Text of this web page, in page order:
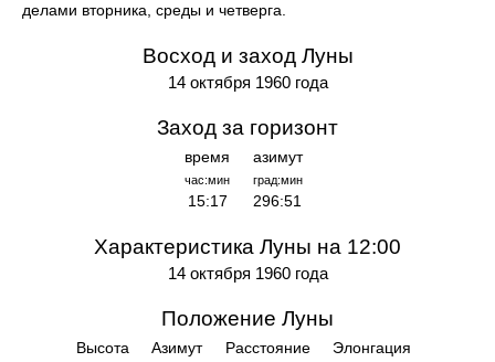
делами вторника, среды и четверга.
Восход и заход Луны
14 октября 1960 года
Заход за горизонт
время
час:мин
15:17
азимут
град:мин
296:51
Характеристика Луны на 12:00
14 октября 1960 года
Положение Луны
Высота Азимут Расстояние Элонгация